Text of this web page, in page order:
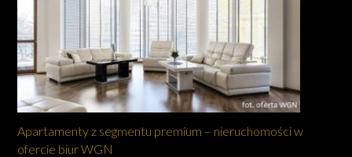
Apartamenty z segmentu premium – nieruchomości w
ofercie biur WGN